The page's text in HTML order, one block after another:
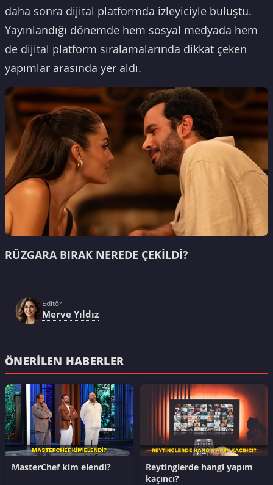
daha sonra dijital platformda izleyiciyle buluştu.
Yayınlandığı dönemde hem sosyal medyada hem
de dijital platform sıralamalarında dikkat çeken
yapımlar arasında yer aldı.
RÜZGARA BIRAK NEREDE ÇEKİLDİ?
Editör
Merve Yıldız
ÖNERILEN HABERLER
MasterChef kim elendi?
Reytinglerde hangi yapım
kaçıncı?